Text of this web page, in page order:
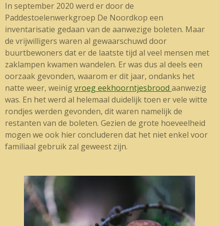
In september 2020 werd er door de
Paddestoelenwerkgroep De Noordkop een
inventarisatie gedaan van de aanwezige boleten. Maar
de vrijwilligers waren al gewaarschuwd door
buurtbewoners dat er de laatste tijd al veel mensen met
zaklampen kwamen wandelen. Er was dus al deels een
oorzaak gevonden, waarom er dit jaar, ondanks het
natte weer, weinigvroeg eekhoorntjesbrood aanwezig
was. En het werd al helemaal duidelijk toen er vele witte
rondjes werden gevonden, dit waren namelijk de
restanten van de boleten. Gezien de grote hoeveelheid
mogen we ook hier concluderen dat het niet enkel voor
familiaal gebruik zal geweest zijn.